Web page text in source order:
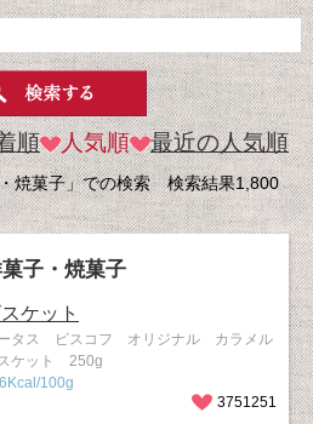
順 人気順 最近の人気順
焼菓子」での検索 検索結果1,800
子・焼菓子
ケット
タス ビスコフ オリジナル カラメル
ケット 250g
100g
3751251